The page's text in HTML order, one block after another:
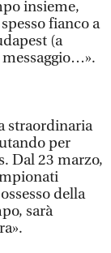
insieme,
fianco a
(a
straordinaria
per
Dal 23 marzo,
della
sarà